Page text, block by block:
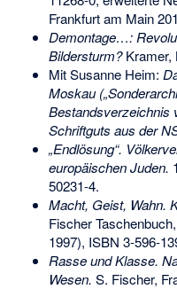
Frankfurt am Main
Demontage…:
Bildersturm?Kramer,
Mit Susanne Heim:
Moskau
Bestandsverzeichnis
Schriftguts aus der
„Endlösung“.
europäischen Juden.
50231-4.
Macht, Geist, Wahn.
Fischer
1997), ISBN 3-596-
Rasse und Klasse.
Wesen. S. Fischer,